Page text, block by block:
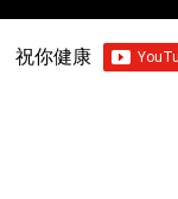
祝你健康